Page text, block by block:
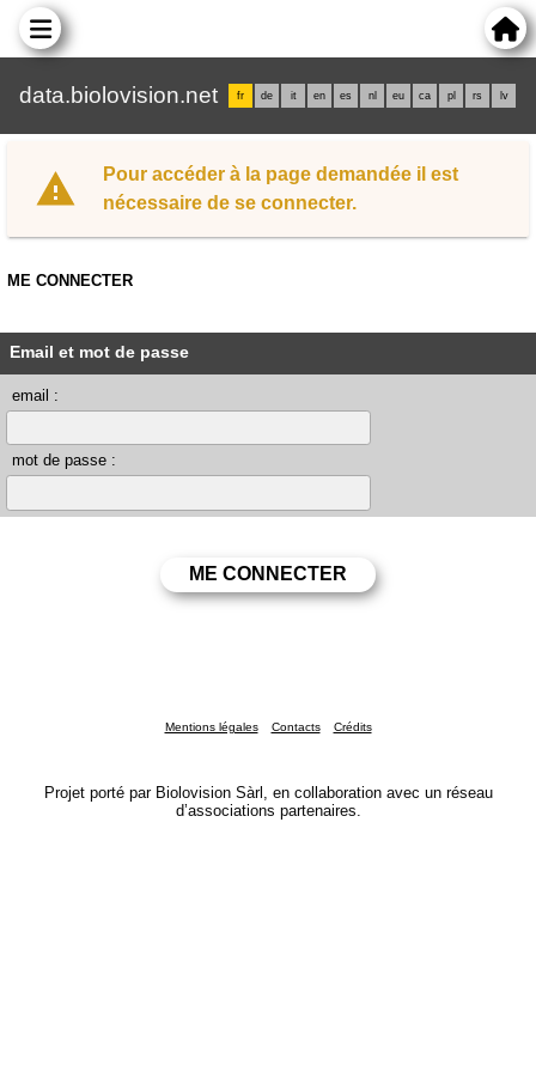
data.biolovision.net fr de it en es nl eu ca pl rs lv
Pour accéder à la page demandée il est
nécessaire de se connecter.
ME CONNECTER
Email et mot de passe
email :
mot de passe :
Mentions légales Contacts Crédits
Projet porté par Biolovision Sàrl, en collaboration avec un réseau
d’associations partenaires.